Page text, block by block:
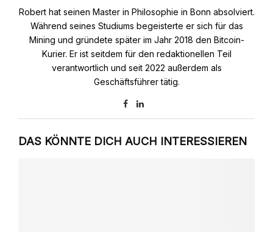
Robert hat seinen Master in Philosophie in Bonn absolviert.
Während seines Studiums begeisterte er sich für das
Mining und gründete später im Jahr 2018 den Bitcoin-
Kurier. Er ist seitdem für den redaktionellen Teil
verantwortlich und seit 2022 außerdem als
Geschäftsführer tätig.
DAS KÖNNTE DICH AUCH INTERESSIEREN